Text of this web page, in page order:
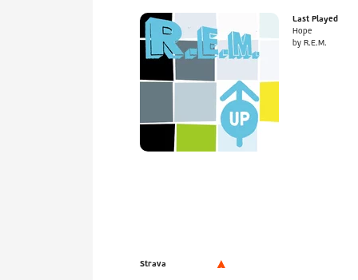
Last Played
Hope
by R.E.M.
Strava